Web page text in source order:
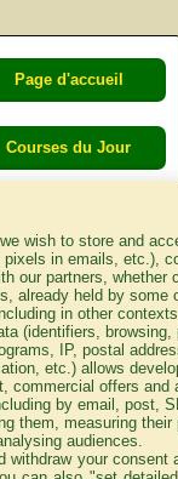
Page d'accueil
Courses du Jour
lendemain
Courses
d'aujourd'hui
Haut de Page
wish to store and
in emails, etc.),
our partners, whether
already held by some
in other contexts.
(identifiers, browsing,
IP, postal
etc.) allows
commercial offers and
by email, post,
them, measuring their
audiences.
withdraw your consent